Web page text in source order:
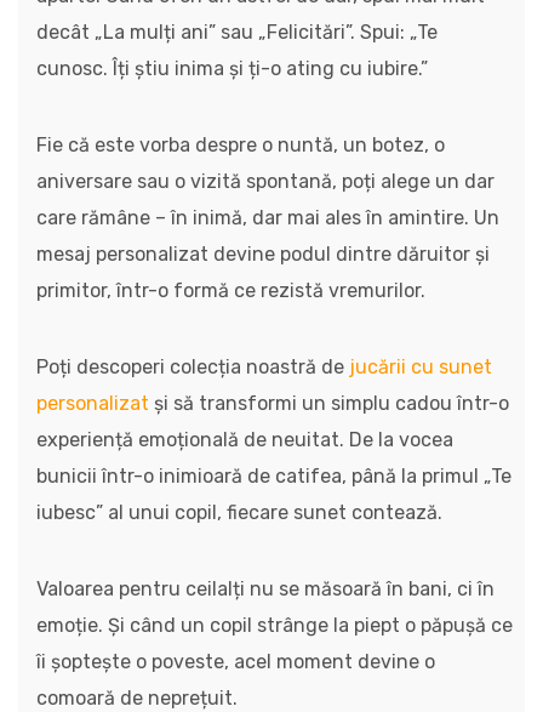
decât „La mulți ani” sau „Felicitări”. Spui: „Te
cunosc. Îți știu inima și ți-o ating cu iubire.”
Fie că este vorba despre o nuntă, un botez, o
aniversare sau o vizită spontană, poți alege un dar
care rămâne – în inimă, dar mai ales în amintire. Un
mesaj personalizat devine podul dintre dăruitor și
primitor, într-o formă ce rezistă vremurilor.
Poți descoperi colecția noastră de jucării cu sunet
personalizat și să transformi un simplu cadou într-o
experiență emoțională de neuitat. De la vocea
bunicii într-o inimioară de catifea, până la primul „Te
iubesc” al unui copil, fiecare sunet contează.
Valoarea pentru ceilalți nu se măsoară în bani, ci în
emoție. Și când un copil strânge la piept o păpușă ce
îi șoptește o poveste, acel moment devine o
comoară de neprețuit.